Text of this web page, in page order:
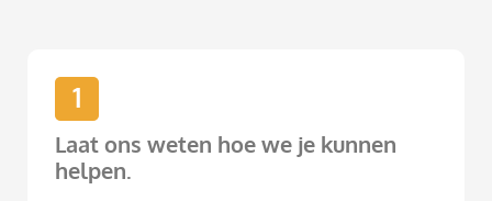
1
Laat ons weten hoe we je kunnen
helpen.